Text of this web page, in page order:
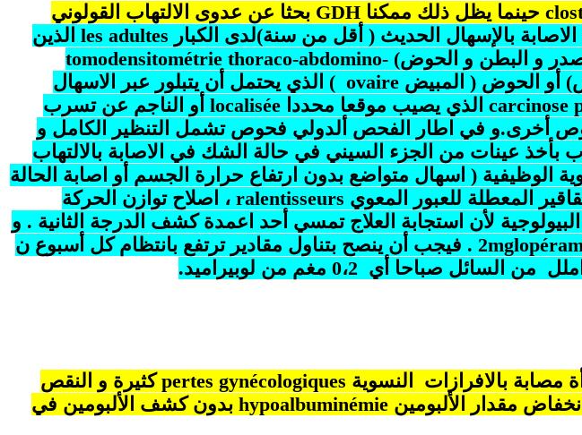
حينما يظل ذلك ممكنا GDH بحثا عن عدوى الالتهاب القولوني
الاصابة بالإسهال الحديث ( أقل من سنة)لدى الكبار les adultes الذين
tomodensitométrie thoraco-abdomino-
أو الحوض ( المبيض ovaire ) الذي يحتمل أن يتبلور عبر الاسهال
carcinose الذي يصيب موقعا محددا localisée أو الناجم عن تسرب
أخرى.و في اطار الفحص ألدولي فحوص تشمل التنظير الكامل و
بأخذ عينات من الجزء السيني في حالة الشك في الاصابة بالالتهاب
الوظيفية ( اسهال متواضع بدون ارتفاع حرارة الجسم أو اصابة الحالة
المعطلة للعبور المعوي ralentisseurs ، اصلاح توازن الحركة
لأن استجابة العلاج تمسي أحد اعمدة كشف الدرجة الثانية . و
mg
. فيجب أن ينصح بتناول مقادير ترتفع بانتظام كل أسبوع ن
صباحا أي 0،2 مغم من لوبيراميد.
مصابة بالافرازات النسوية pertes gynécologiquesكثيرة و النقص
مقدار الألبومين hypoalbuminémie بدون كشف الألبومين في